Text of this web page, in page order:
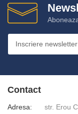
Contact
Adresa:
str. Erou